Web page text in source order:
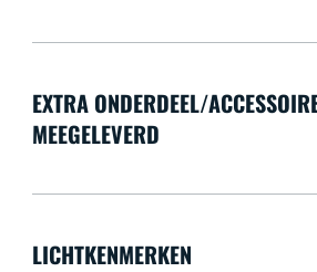
EXTRA ONDERDEEL/
MEEGELEVERD
LICHTKENMERKEN